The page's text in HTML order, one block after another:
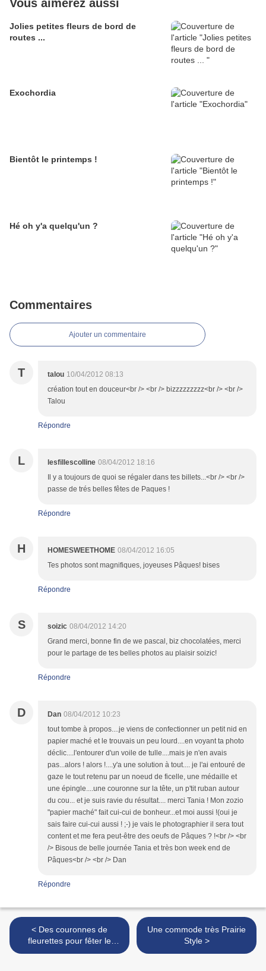
Vous aimerez aussi
Jolies petites fleurs de bord de
routes ...
Exochordia
Bientôt le printemps !
Hé oh y'a quelqu'un ?
Commentaires
Ajouter un commentaire
T talou 10/04/2012 08:13
création tout en douceur<br /> <br /> bizzzzzzzzz<br /> <br />
Talou
Répondre
L lesfillescolline 08/04/2012 18:16
Il y a toujours de quoi se régaler dans tes billets...<br /> <br />
passe de trés belles fêtes de Paques !
Répondre
H HOMESWEETHOME 08/04/2012 16:05
Tes photos sont magnifiques, joyeuses Pâques! bises
Répondre
S soizic 08/04/2012 14:20
Grand merci, bonne fin de we pascal, biz chocolatées, merci
pour le partage de tes belles photos au plaisir soizic!
Répondre
D Dan 08/04/2012 10:23
tout tombe à propos....je viens de confectionner un petit nid en
papier maché et le trouvais un peu lourd....en voyant ta photo
déclic....l'entourer d'un voile de tulle....mais je n'en avais
pas...alors ! alors !....y'a une solution à tout.... je l'ai entouré de
gaze le tout retenu par un noeud de ficelle, une médaille et
une épingle....une couronne sur la tête, un p'tit ruban autour
du cou... et je suis ravie du résultat.... merci Tania ! Mon zozio
"papier maché" fait cui-cui de bonheur...et moi aussi !(oui je
sais faire cui-cui aussi ! ;-) je vais le photographier il sera tout
content et me fera peut-être des oeufs de Pâques ? !<br /> <br
/> Bisous de belle journée Tania et très bon week end de
Pâques<br /> <br /> Dan
Répondre
< Des couronnes de
fleurettes pour fêter le
printemps
Une commode très Prairie
Style >